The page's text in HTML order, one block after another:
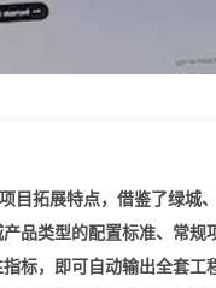
目拓展特点，借鉴了绿城
品类型的配置标准、常规
标，即可自动输出全套